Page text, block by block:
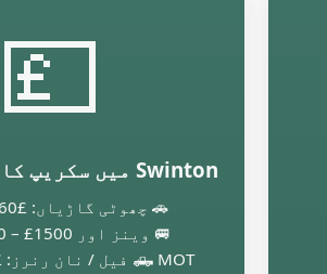
💷
Swinton میں سکریپ کار کی قیمتیں
🚗 چھوٹی گاڑیاں: £160 – £500
🚐 وینز اور 4x4: £250 – £1500
🛻 MOT فیل / نان رنرز: £160 – £500